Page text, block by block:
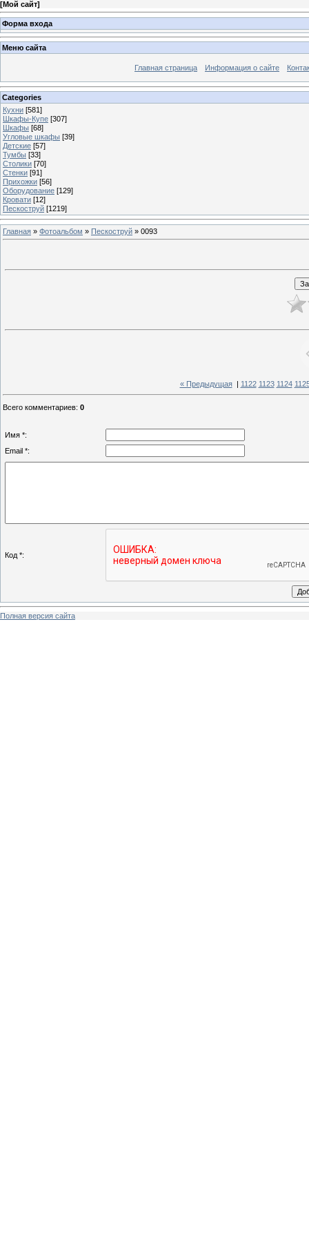
[Мой сайт]
Форма входа
Меню сайта
Главная страница Информация о сайте
Categories
Кухни [581]
Шкафы-Купе [307]
Шкафы [68]
Угловые шкафы [39]
Детские [57]
Тумбы [33]
Столики [70]
Стенки [91]
Прихожки [56]
Оборудование [129]
Кровати [12]
Пескоструй [1219]
Главная » Фотоальбом » Пескоструй » 0093
« Предыдущая| 1122 1123 1124
Всего комментариев: 0
Имя *:
Email *:
Код *:
Полная версия сайта